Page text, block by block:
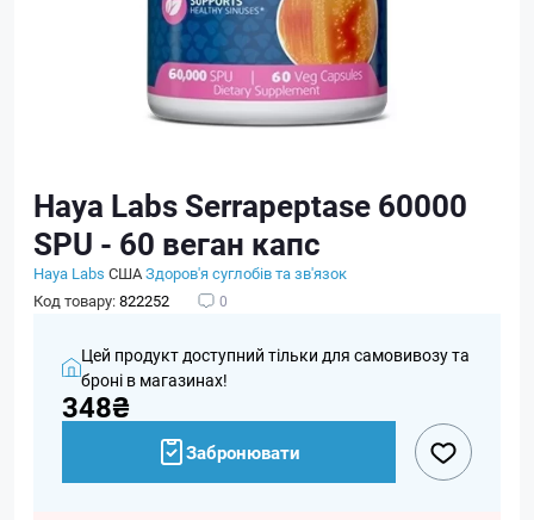
Haya Labs Serrapeptase 60000
SPU - 60 веган капс
Haya Labs СШАЗдоров'я суглобів та зв'язок
Код товару:822252 0
Цей продукт доступний тільки для самовивозу та
броні в магазинах!
348₴
Забронювати